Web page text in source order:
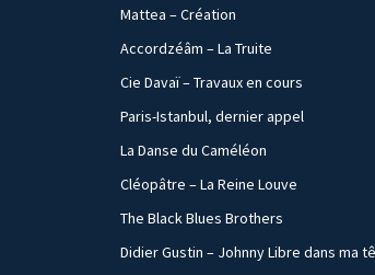
Mattea – Création
Accordzéâm – La Truite
Cie Davaï – Travaux en cours
Paris-Istanbul, dernier appel
La Danse du Caméléon
Cléopâtre – La Reine Louve
The Black Blues Brothers
Didier Gustin – Johnny Libre dans ma